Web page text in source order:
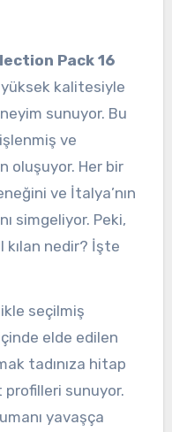
Pack 16
yüksek kalitesiyle
sunuyor. Bu
ve
oluşuyor. Her bir
ve İtalya’nın
simgeliyor. Peki,
kılan nedir? İşte
seçilmiş
elde edilen
tadınıza hitap
profilleri sunuyor.
yavaşça